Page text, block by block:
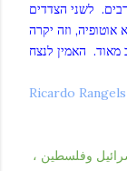
לשני הצדדים
וזה יקרה
Ricardo Rangels